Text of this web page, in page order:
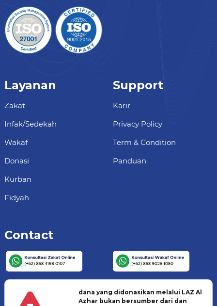
Layanan
Zakat
Infak/Sedekah
Wakaf
Donasi
Kurban
Fidyah
Support
Karir
Privacy Policy
Term & Condition
Panduan
Contact
dana yang didonasikan melalui LAZ Al
Azhar bukan bersumber dari dan